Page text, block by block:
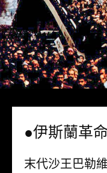
●伊斯蘭革命
末代沙王巴勒